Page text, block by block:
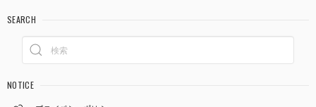
SEARCH
NOTICE